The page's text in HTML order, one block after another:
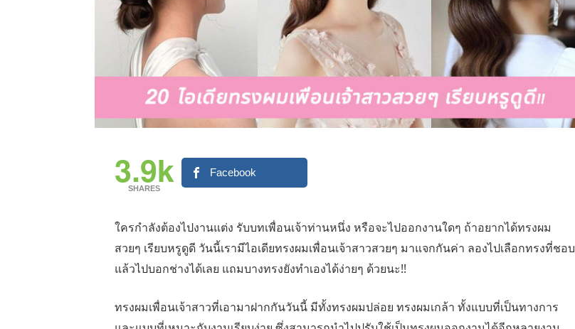
3.9k
SHARES
Facebook
ใครกำลังต้องไปงานแต่ง รับบทเพื่อนเจ้าท่านหนึ่ง หรือจะไปออกงานใดๆ ถ้าอยากได้ทรงผม
สวยๆ เรียบหรูดูดี วันนี้เรามีไอเดียทรงผมเพื่อนเจ้าสาวสวยๆ มาแจกกันค่า ลองไปเลือกทรงที่ชอบ
แล้วไปบอกช่างได้เลย แถมบางทรงยังทำเองได้ง่ายๆ ด้วยนะ!!
ทรงผมเพื่อนเจ้าสาวที่เอามาฝากกันวันนี้ มีทั้งทรงผมปล่อย ทรงผมเกล้า ทั้งแบบที่เป็นทางการ